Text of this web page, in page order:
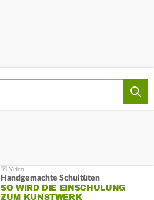
Handgemachte Schultüten
SO WIRD DIE EINSCHULUNG
ZUM KUNSTWERK